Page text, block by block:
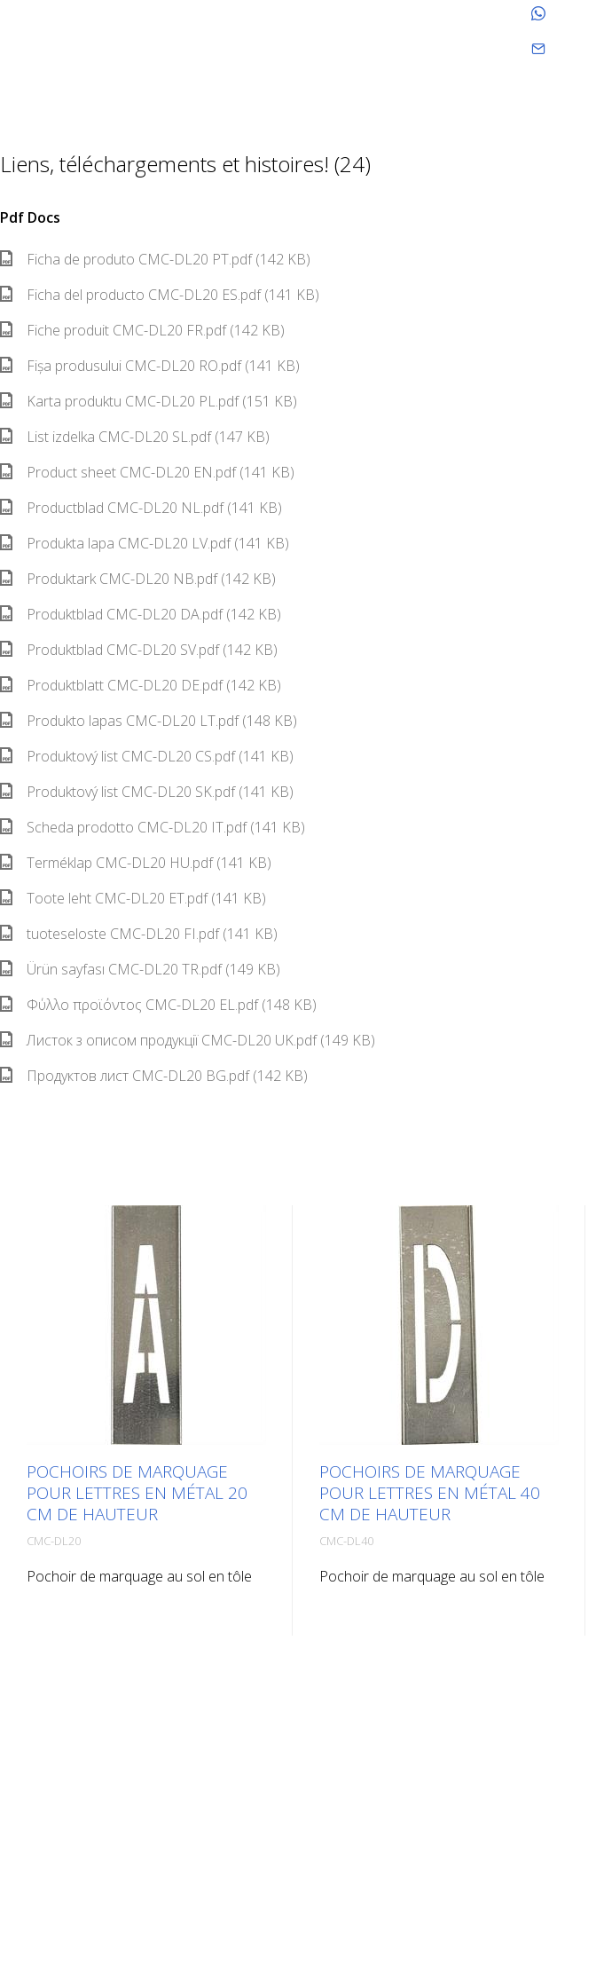
Liens, téléchargements et histoires! (24)
Pdf Docs
Ficha de produto CMC-DL20 PT.pdf (142 KB)
Ficha del producto CMC-DL20 ES.pdf (141 KB)
Fiche produit CMC-DL20 FR.pdf (142 KB)
Fișa produsului CMC-DL20 RO.pdf (141 KB)
Karta produktu CMC-DL20 PL.pdf (151 KB)
List izdelka CMC-DL20 SL.pdf (147 KB)
Product sheet CMC-DL20 EN.pdf (141 KB)
Productblad CMC-DL20 NL.pdf (141 KB)
Produkta lapa CMC-DL20 LV.pdf (141 KB)
Produktark CMC-DL20 NB.pdf (142 KB)
Produktblad CMC-DL20 DA.pdf (142 KB)
Produktblad CMC-DL20 SV.pdf (142 KB)
Produktblatt CMC-DL20 DE.pdf (142 KB)
Produkto lapas CMC-DL20 LT.pdf (148 KB)
Produktový list CMC-DL20 CS.pdf (141 KB)
Produktový list CMC-DL20 SK.pdf (141 KB)
Scheda prodotto CMC-DL20 IT.pdf (141 KB)
Terméklap CMC-DL20 HU.pdf (141 KB)
Toote leht CMC-DL20 ET.pdf (141 KB)
tuoteseloste CMC-DL20 FI.pdf (141 KB)
Ürün sayfası CMC-DL20 TR.pdf (149 KB)
Φύλλο προϊόντος CMC-DL20 EL.pdf (148 KB)
Листок з описом продукції CMC-DL20 UK.pdf (149 KB)
Продуктов лист CMC-DL20 BG.pdf (142 KB)
POCHOIRS DE MARQUAGE
POUR LETTRES EN MÉTAL 20
CM DE HAUTEUR
CMC-DL20
Pochoir de marquage au sol en tôle
POCHOIRS DE MARQUAGE
POUR LETTRES EN MÉTAL 40
CM DE HAUTEUR
CMC-DL40
Pochoir de marquage au sol en tôle